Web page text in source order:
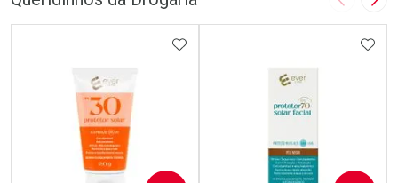
Imagem
ADICIONAR AOS FAVORITOS